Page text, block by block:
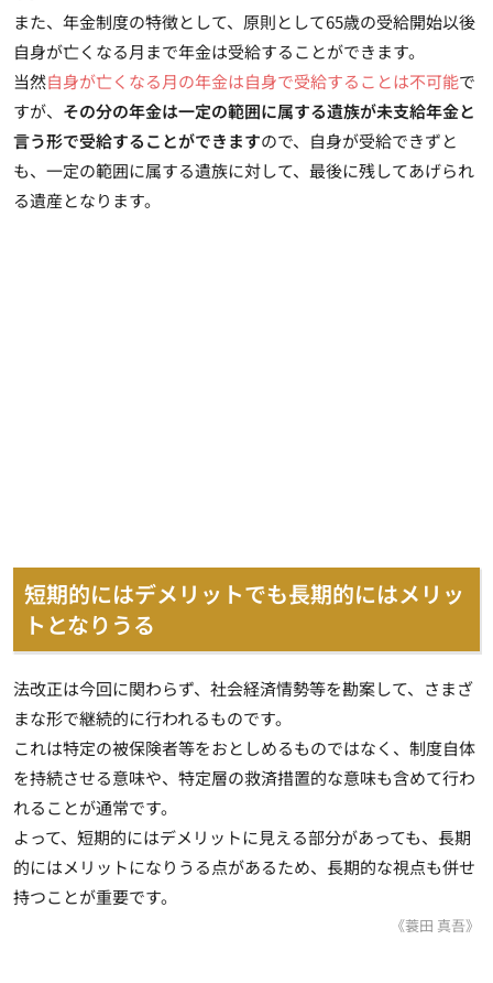
また、年金制度の特徴として、原則として65歳の受給開始以後
自身が亡くなる月まで年金は受給することができます。
当然自身が亡くなる月の年金は自身で受給することは不可能で
すが、 その分の年金は一定の範囲に属する遺族が未支給年金と
言う形で受給することができますので、自身が受給できずと
も、一定の範囲に属する遺族に対して、最後に残してあげられ
る遺産となります。
短期的にはデメリットでも長期的にはメリッ
トとなりうる
法改正は今回に関わらず、社会経済情勢等を勘案して、さまざ
まな形で継続的に行われるものです。
これは特定の被保険者等をおとしめるものではなく、制度自体
を持続させる意味や、特定層の救済措置的な意味も含めて行わ
れることが通常です。
よって、短期的にはデメリットに見える部分があっても、長期
的にはメリットになりうる点があるため、長期的な視点も併せ
持つことが重要です。
《蓑田 真吾》